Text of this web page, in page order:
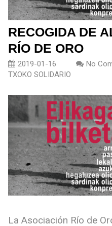
RECOGIDA DE
RÍO DE ORO
2019-01-16 No
TXOKO SOLIDARIO
La Asociación Río de